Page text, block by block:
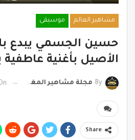
مشاهير العالم موسيقى
حسين الجسمي يبدع
الأصيل بأغنية عاطفية
By مجلة مشاهير المغرب
Share